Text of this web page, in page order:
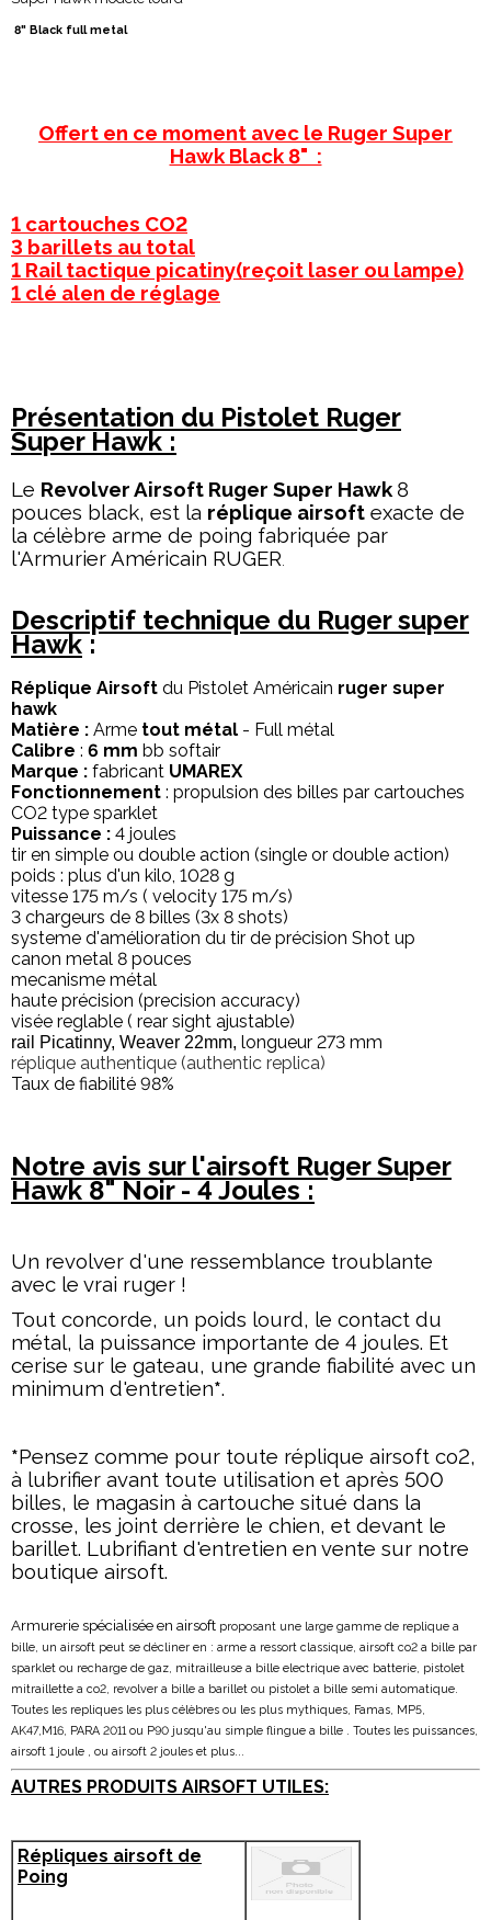
8" Black full metal
Offert en ce moment avec le Ruger Super
Hawk Black 8" :
1 cartouches CO2
3 barillets au total
1 Rail tactique picatiny(reçoit laser ou lampe)
1 clé alen de réglage
Présentation du Pistolet Ruger
Super Hawk :
Le Revolver Airsoft Ruger Super Hawk 8
pouces black, est la réplique airsoft exacte de
la célèbre arme de poing fabriquée par
l'Armurier Américain RUGER.
Descriptif technique du Ruger super
Hawk :
Réplique Airsoft du Pistolet Américain ruger super
hawk
Matière : Arme tout métal - Full métal
Calibre : 6 mm bb softair
Marque : fabricant UMAREX
Fonctionnement : propulsion des billes par cartouches
CO2 type sparklet
Puissance : 4 joules
tir en simple ou double action (single or double action)
poids : plus d'un kilo, 1028 g
vitesse 175 m/s ( velocity 175 m/s)
3 chargeurs de 8 billes (3x 8 shots)
systeme d'amélioration du tir de précision Shot up
canon metal 8 pouces
mecanisme métal
haute précision (precision accuracy)
visée reglable ( rear sight ajustable)
rail Picatinny, Weaver 22mm, longueur 273 mm
réplique authentique (authentic replica)
Taux de fiabilité 98%
Notre avis sur l'airsoft Ruger Super
Hawk 8" Noir - 4 Joules :
Un revolver d'une ressemblance troublante
avec le vrai ruger !
Tout concorde, un poids lourd, le contact du
métal, la puissance importante de 4 joules. Et
cerise sur le gateau, une grande fiabilité avec un
minimum d'entretien*.
*Pensez comme pour toute réplique airsoft co2,
à lubrifier avant toute utilisation et après 500
billes, le magasin à cartouche situé dans la
crosse, les joint derrière le chien, et devant le
barillet. Lubrifiant d'entretien en vente sur notre
boutique airsoft.
Armurerie spécialisée en airsoft proposant une large gamme de replique a
bille, un airsoft peut se décliner en : arme a ressort classique, airsoft co2 a bille par
sparklet ou recharge de gaz, mitrailleuse a bille electrique avec batterie, pistolet
mitraillette a co2, revolver a bille a barillet ou pistolet a bille semi automatique.
Toutes les repliques les plus célèbres ou les plus mythiques, Famas, MP5,
AK47,M16, PARA 2011 ou P90 jusqu'au simple flingue a bille . Toutes les puissances,
airsoft 1 joule , ou airsoft 2 joules et plus...
AUTRES PRODUITS AIRSOFT UTILES:
Répliques airsoft de
Poing